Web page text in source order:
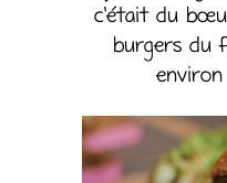
c’était du
burgers du